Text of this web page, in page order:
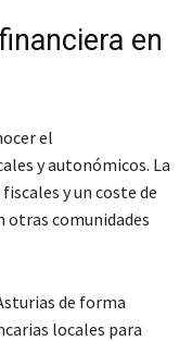
en
el
y autonómicos. La
y un coste de
otras comunidades
de forma
locales para